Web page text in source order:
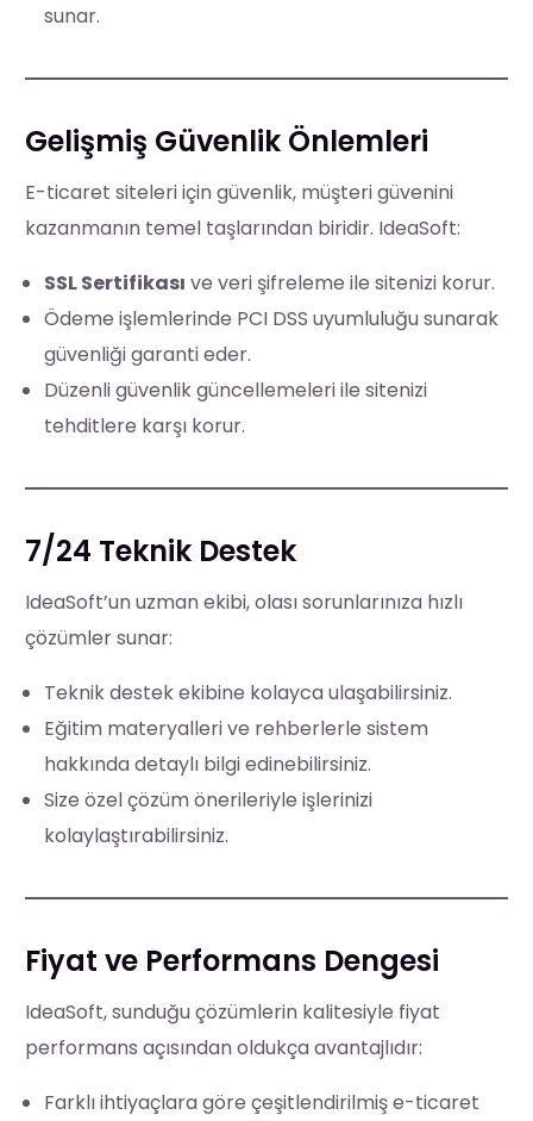
sunar.
Gelişmiş Güvenlik Önlemleri
E-ticaret siteleri için güvenlik, müşteri güvenini
kazanmanın temel taşlarından biridir. IdeaSoft:
SSL Sertifikası ve veri şifreleme ile sitenizi korur.
Ödeme işlemlerinde PCI DSS uyumluluğu sunarak
güvenliği garanti eder.
Düzenli güvenlik güncellemeleri ile sitenizi
tehditlere karşı korur.
7/24 Teknik Destek
IdeaSoft’un uzman ekibi, olası sorunlarınıza hızlı
çözümler sunar:
Teknik destek ekibine kolayca ulaşabilirsiniz.
Eğitim materyalleri ve rehberlerle sistem
hakkında detaylı bilgi edinebilirsiniz.
Size özel çözüm önerileriyle işlerinizi
kolaylaştırabilirsiniz.
Fiyat ve Performans Dengesi
IdeaSoft, sunduğu çözümlerin kalitesiyle fiyat
performans açısından oldukça avantajlıdır:
Farklı ihtiyaçlara göre çeşitlendirilmiş e-ticaret